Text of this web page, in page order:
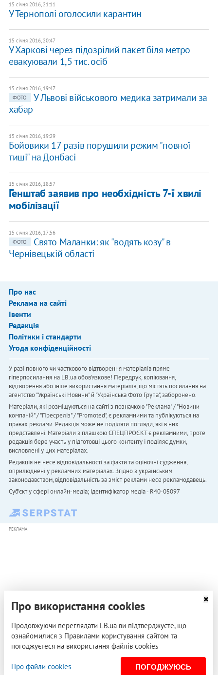
15 січня 2016, 21:11
У Тернополі оголосили карантин
15 січня 2016, 20:47
У Харкові через підозрілий пакет біля метро
евакуювали 1,5 тис. осіб
15 січня 2016, 19:47
ФОТО
У Львові військового медика затримали за
хабар
15 січня 2016, 19:29
Бойовики 17 разів порушили режим "повної
тиші" на Донбасі
15 січня 2016, 18:57
Генштаб заявив про необхідність 7-ї хвилі
мобілізації
15 січня 2016, 17:56
ФОТО
Свято Маланки: як "водять козу" в
Чернівецькій області
Про нас
Реклама на сайті
Івенти
Редакція
Політики і стандарти
Угода конфіденційності
У разі повного чи часткового відтворення матеріалів пряме
гіперпосилання на LB.ua обов'язкове! Передрук, копіювання,
відтворення або інше використання матеріалів, що містять посилання на
агентство "Українськi Новини" й "Українська Фото Група", заборонено.
Матеріали, які розміщуються на сайті з позначкою "Реклама" / "Новини
компаній" / "Пресреліз" / "Promoted", є рекламними та публікуються на
правах реклами. Редакція може не поділяти погляди, які в них
представлені. Матеріали з плашкою СПЕЦПРОЄКТ є рекламними, проте
редакція бере участь у підготовці цього контенту і поділяє думки,
висловлені у цих матеріалах.
Редакція не несе відповідальності за факти та оціночні судження,
оприлюднені у рекламних матеріалах. Згідно з українським
законодавством, відповідальність за зміст реклами несе рекламодавець.
Cуб'єкт у сфері онлайн-медіа; ідентифікатор медіа - R40-05097
РЕКЛАМА
Про використання cookies
Продовжуючи переглядати LB.ua ви підтверджуєте, що
ознайомилися з Правилами користування сайтом та
погоджуєтеся на використання файлів cookies
Про файли cookies ПОГОДЖУЮСЬ